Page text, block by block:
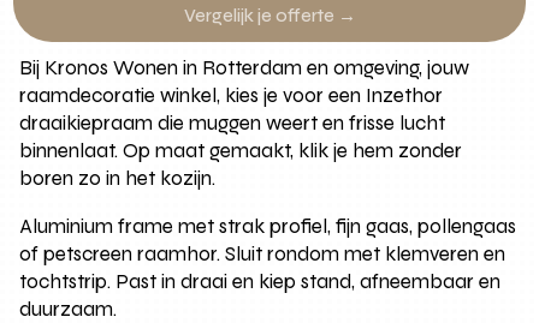
Vergelijk je offerte →
Bij Kronos Wonen in Rotterdam en omgeving, jouw
raamdecoratie winkel, kies je voor een Inzethor
draaikiepraam die muggen weert en frisse lucht
binnenlaat. Op maat gemaakt, klik je hem zonder
boren zo in het kozijn.
Aluminium frame met strak profiel, fijn gaas, pollengaas
of petscreen raamhor. Sluit rondom met klemveren en
tochtstrip. Past in draai en kiep stand, afneembaar en
duurzaam.